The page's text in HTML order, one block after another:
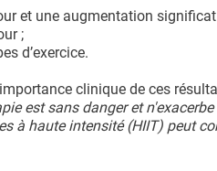
et une augmentation
;
d’exercice.
clinique de ces
est sans danger et
à haute intensité (HIIT) peut